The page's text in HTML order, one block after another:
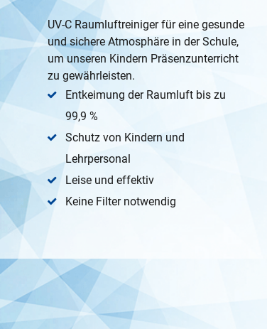
UV-C Raumluftreiniger für eine gesunde
und sichere Atmosphäre in der Schule,
um unseren Kindern Präsenzunterricht
zu gewährleisten.
Entkeimung der Raumluft bis zu
99,9 %
Schutz von Kindern und
Lehrpersonal
Leise und effektiv
Keine Filter notwendig